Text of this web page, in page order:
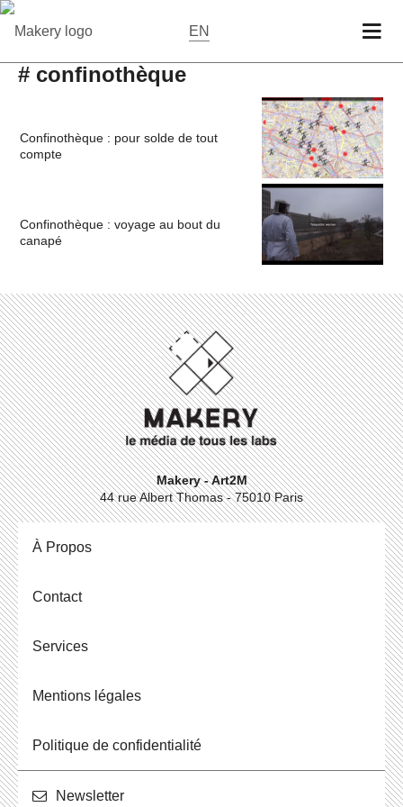
EN
# confinothèque
Confinothèque : pour solde de tout
compte
Confinothèque : voyage au bout du
canapé
Makery - Art2M
44 rue Albert Thomas - 75010 Paris
À Propos
Contact
Ser­vices
Men­tions légales
Po­li­tique de confidentialité
News­let­ter